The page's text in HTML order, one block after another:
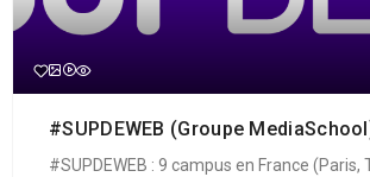
#SUPDEWEB (Groupe
#SUPDEWEB : 9 campus en France (Paris,